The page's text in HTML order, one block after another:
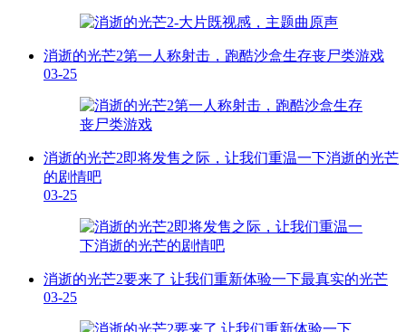
消逝的光芒2第一人称射击，跑酷沙盒生存丧尸类游戏
03-25
消逝的光芒2即将发售之际，让我们重温一下消逝的光芒
的剧情吧
03-25
消逝的光芒2要来了 让我们重新体验一下最真实的光芒
03-25